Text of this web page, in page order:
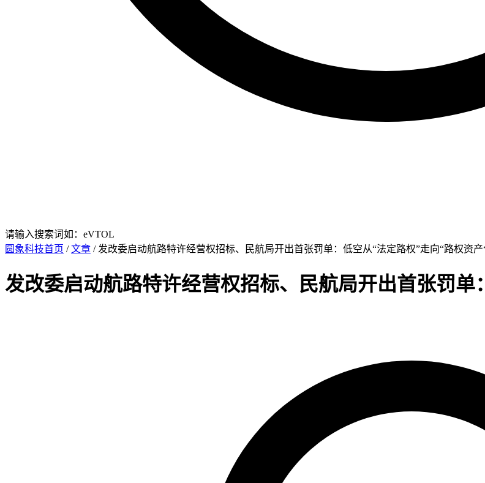
请输入搜索词如：eVTOL
圆象科技首页 /文章 / 发改委启动航路特许经营权招标、民航局开出首张罚单：低空从“法定路权”走向“路权资产
发改委启动航路特许经营权招标、民航局开出首张罚单